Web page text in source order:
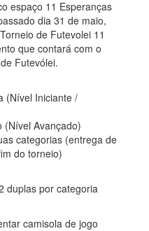
espaço 11 Esperanças
dia 31 de maio,
de Futevolei 11
que contará com o
Futevólei.
(Nível Iniciante /
(Nível Avançado)
categorias (entrega de
do torneio)
duplas por categoria
camisola de jogo